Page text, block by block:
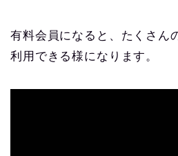
有料会員になると、たくさん
利用できる様になります。